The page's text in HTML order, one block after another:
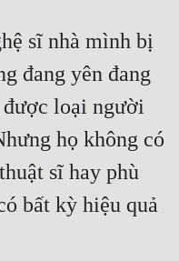
sĩ nhà mình bị
đang yên đang
loại người
họ không có
sĩ hay phù
bất kỳ hiệu quả